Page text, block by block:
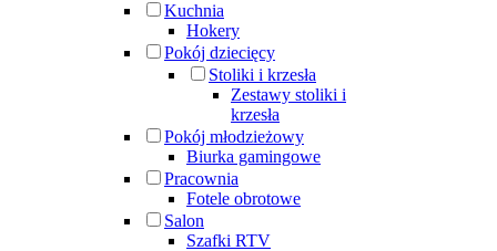
Kuchnia
Hokery
Pokój dziecięcy
Stoliki i krzesła
Zestawy stoliki i
krzesła
Pokój młodzieżowy
Biurka gamingowe
Pracownia
Fotele obrotowe
Salon
Szafki RTV